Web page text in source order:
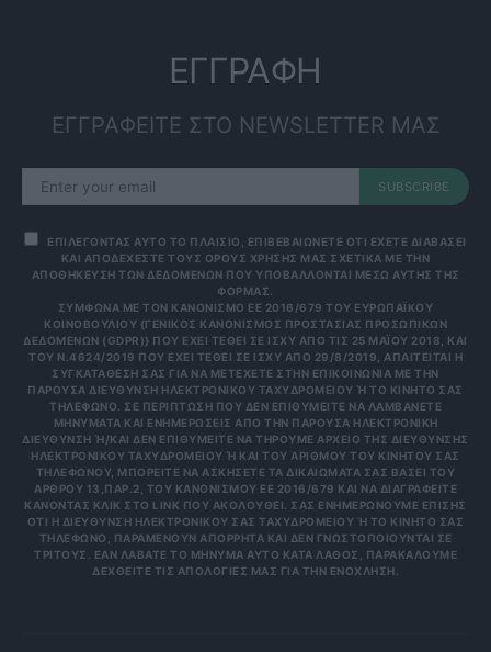
ΕΓΓΡΑΦΗ
ΕΓΓΡΑΦΕΙΤΕ ΣΤΟ NEWSLETTER ΜΑΣ
SUBSCRIBE
ΕΠΙΛΕΓΟΝΤΑΣ ΑΥΤΟ ΤΟ ΠΛΑΙΣΙΟ, ΕΠΙΒΕΒΑΙΩΝΕΤΕ ΟΤΙ ΕΧΕΤΕ ΔΙΑΒΑΣΕΙ
ΚΑΙ ΑΠΟΔΕΧΕΣΤΕ ΤΟΥΣ ΟΡΟΥΣ ΧΡΗΣΗΣ ΜΑΣ ΣΧΕΤΙΚΑ ΜΕ ΤΗΝ
ΑΠΟΘΗΚΕΥΣΗ ΤΩΝ ΔΕΔΟΜΕΝΩΝ ΠΟΥ ΥΠΟΒΑΛΛΟΝΤΑΙ ΜΕΣΩ ΑΥΤΗΣ ΤΗΣ
ΦΟΡΜΑΣ.
ΣΎΜΦΩΝΑ ΜΕ ΤΟΝ ΚΑΝΟΝΙΣΜΌ ΕΕ 2016/679 ΤΟΥ ΕΥΡΩΠΑΪΚΟΎ
ΚΟΙΝΟΒΟΥΛΊΟΥ {ΓΕΝΙΚΌΣ ΚΑΝΟΝΙΣΜΌΣ ΠΡΟΣΤΑΣΊΑΣ ΠΡΟΣΩΠΙΚΏΝ
ΔΕΔΟΜΈΝΩΝ (GDPR)} ΠΟΥ ΈΧΕΙ ΤΕΘΕΊ ΣΕ ΙΣΧΎ ΑΠΌ ΤΙΣ 25 ΜΑΪ́ΟΥ 2018, ΚΑΙ
ΤΟΥ Ν.4624/2019 ΠΟΥ ΈΧΕΙ ΤΕΘΕΊ ΣΕ ΙΣΧΎ ΑΠΌ 29/8/2019, ΑΠΑΙΤΕΊΤΑΙ Η
ΣΥΓΚΑΤΆΘΕΣΉ ΣΑΣ ΓΙΑ ΝΑ ΜΕΤΈΧΕΤΕ ΣΤΗΝ ΕΠΙΚΟΙΝΩΝΊΑ ΜΕ ΤΗΝ
ΠΑΡΟΎΣΑ ΔΙΕΎΘΥΝΣΗ ΗΛΕΚΤΡΟΝΙΚΟΎ ΤΑΧΥΔΡΟΜΕΊΟΥ Ή ΤΟ ΚΙΝΗΤΌ ΣΑΣ Τ
ΗΛΈΦΩΝΟ. ΣΕ ΠΕΡΊΠΤΩΣΗ ΠΟΥ ΔΕΝ ΕΠΙΘΥΜΕΊΤΕ ΝΑ ΛΑΜΒΆΝΕΤΕ Μ
ΗΝΎΜΑΤΑ ΚΑΙ ΕΝΗΜΕΡΏΣΕΙΣ ΑΠΌ ΤΗΝ ΠΑΡΟΎΣΑ ΗΛΕΚΤΡΟΝΙΚΉ Δ
ΙΕΎΘΥΝΣΗ Ή/ΚΑΙ ΔΕΝ ΕΠΙΘΥΜΕΊΤΕ ΝΑ ΤΗΡΟΎΜΕ ΑΡΧΕΊΟ ΤΗΣ ΔΙΕΎΘΥΝΣΗΣ ΗΛ
ΕΚΤΡΟΝΙΚΟΎ ΤΑΧΥΔΡΟΜΕΊΟΥ Ή ΚΑΙ ΤΟΥ ΑΡΙΘΜΟΎ ΤΟΥ ΚΙΝΗΤΟΎ ΣΑΣ ΤΗΛ
ΕΦΏΝΟΥ, ΜΠΟΡΕΊΤΕ ΝΑ ΑΣΚΉΣΕΤΕ ΤΑ ΔΙΚΑΙΏΜΑΤΆ ΣΑΣ ΒΆΣΕΙ ΤΟΥ ΆΡΘ
ΡΟΥ 13,ΠΑΡ.2, ΤΟΥ ΚΑΝΟΝΙΣΜΟΎ ΕΕ 2016/679 ΚΑΙ ΝΑ ΔΙΑΓΡΑΦΕΊΤΕ ΚΆΝ
ΟΝΤΑΣ ΚΛΙΚ ΣΤΟ LINK ΠΟΥ ΑΚΟΛΟΥΘΕΊ. ΣΑΣ ΕΝΗΜΕΡΏΝΟΥΜΕ ΕΠΊΣΗΣ ΌΤΙ
Η ΔΙΕΎΘΥΝΣΗ ΗΛΕΚΤΡΟΝΙΚΟΎ ΣΑΣ ΤΑΧΥΔΡΟΜΕΊΟΥ Ή ΤΟ ΚΙΝΗΤΌ ΣΑΣ ΤΗΛΈ
ΦΩΝΟ, ΠΑΡΑΜΈΝΟΥΝ ΑΠΌΡΡΗΤΑ ΚΑΙ ΔΕΝ ΓΝΩΣΤΟΠΟΙΟΎΝΤΑΙ ΣΕ ΤΡΊΤ
ΟΥΣ. ΕΆΝ ΛΆΒΑΤΕ ΤΟ ΜΉΝΥΜΑ ΑΥΤΌ ΚΑΤΆ ΛΆΘΟΣ, ΠΑΡΑΚΑΛΟΎΜΕ ΔΕΧΘ
ΕΊΤΕ ΤΙΣ ΑΠΟΛΟΓΊΕΣ ΜΑΣ ΓΙΑ ΤΗΝ ΕΝΌΧΛΗΣΗ.